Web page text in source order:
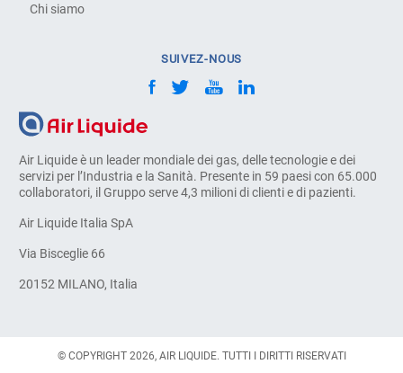
Air Liquide è un leader mondiale dei gas, delle tecnologie e dei
servizi per l’Industria e la Sanità. Presente in 59 paesi con 65.000
collaboratori, il Gruppo serve 4,3 milioni di clienti e di pazienti.
Air Liquide Italia SpA
Via Bisceglie 66
20152 MILANO, Italia
Chi siamo
SUIVEZ-NOUS
© COPYRIGHT 2026, AIR LIQUIDE. TUTTI I DIRITTI RISERVATI